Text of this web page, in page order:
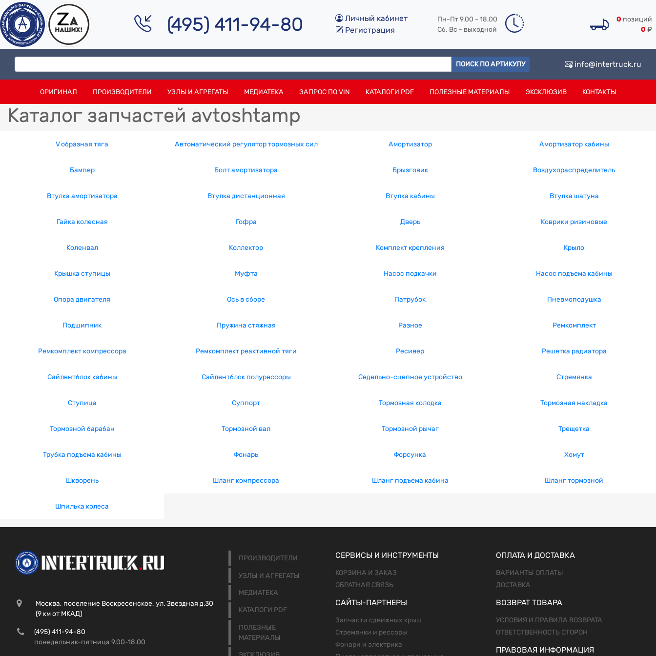
(495) 411-94-80
Личный кабинет
Регистрация
Пн-Пт 9.00 - 18.00
Сб, Вс - выходной
0 позиций
0 ₽
ПОИСК ПО АРТИКУЛУ info@intertruck.ru
ОРИГИНАЛ ПРОИЗВОДИТЕЛИ УЗЛЫ И АГРЕГАТЫ МЕДИАТЕКА ЗАПРОС ПО VIN КАТАЛОГИ PDF ПОЛЕЗНЫЕ МАТЕРИАЛЫ ЭКСКЛЮЗИВ КОНТАКТЫ
Каталог запчастей avtoshtamp
V образная тяга Автоматический регулятор тормозных сил Амортизатор Амортизатор кабины
Бампер Болт амортизатора Брызговик Воздухораспределитель
Втулка амортизатора Втулка дистанционная Втулка кабины Втулка шатуна
Гайка колесная Гофра Дверь Коврики ризиновые
Коленвал Коллектор Комплект крепления Крыло
Крышка ступицы Муфта Насос подкачки Насос подъема кабины
Опора двигателя Ось в сборе Патрубок Пневмоподушка
Подшипник Пружина стяжная Разное Ремкомплект
Ремкомплект компрессора Ремкомплект реактивной тяги Ресивер Решетка радиатора
Сайлентблок кабины Сайлентблок полурессоры Седельно-сцепное устройство Стремянка
Ступица Суппорт Тормозная колодка Тормозная накладка
Тормозной барабан Тормозной вал Тормозной рычаг Трещетка
Трубка подъема кабины Фонарь Форсунка Хомут
Шкворень Шланг компрессора Шланг подъема кабина Шланг тормозной
Шпилька колеса
Москва, поселение Воскресенское, ул. Звездная д.30
(9 км от МКАД)
(495) 411-94-80
понедельник-пятница 9.00-18.00
ПРОИЗВОДИТЕЛИ
УЗЛЫ И АГРЕГАТЫ
МЕДИАТЕКА
КАТАЛОГИ PDF
ПОЛЕЗНЫЕ
МАТЕРИАЛЫ
СЕРВИСЫ И ИНСТРУМЕНТЫ
КОРЗИНА И ЗАКАЗ
ОБРАТНАЯ СВЯЗЬ
САЙТЫ-ПАРТНЕРЫ
Запчасти сдвижных крыш
Стремянки и рессоры
Фонари и электрика
ОПЛАТА И ДОСТАВКА
ВАРИАНТЫ ОПЛАТЫ
ДОСТАВКА
ВОЗВРАТ ТОВАРА
УСЛОВИЯ И ПРАВИЛА ВОЗВРАТА
ОТВЕТСТВЕННОСТЬ СТОРОН
ПРАВОВАЯ ИНФОРМАЦИЯ